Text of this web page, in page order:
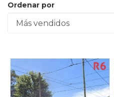
Ordenar por